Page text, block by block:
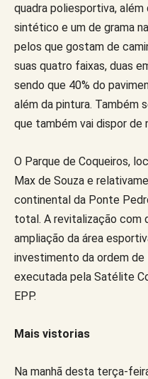
quadra poliesportiva,
sintético e um de grama
pelos que gostam de
suas quatro faixas, duas
sendo que 40% do
além da pintura. Também
que também vai dispor de
O Parque de Coqueiros,
Max de Souza e
continental da Ponte
total. A revitalização com
ampliação da área
investimento da ordem de
executada pela Satélite
EPP.
Mais vistorias
Na manhã desta terça-